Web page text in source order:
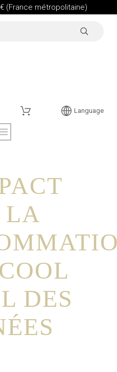
(France métropolitaine)
Language
LA
DES